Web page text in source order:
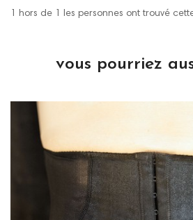
1 hors de 1 les personnes ont trouvé
vous pourriez